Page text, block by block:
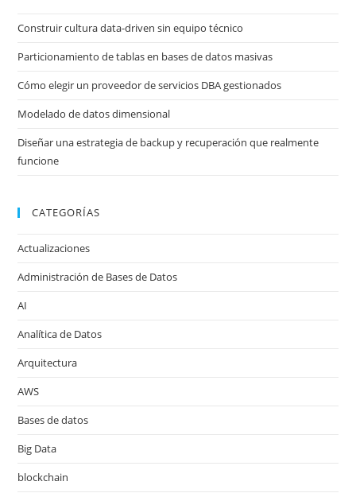
Construir cultura data-driven sin equipo técnico
Particionamiento de tablas en bases de datos masivas
Cómo elegir un proveedor de servicios DBA gestionados
Modelado de datos dimensional
Diseñar una estrategia de backup y recuperación que realmente
funcione
CATEGORÍAS
Actualizaciones
Administración de Bases de Datos
AI
Analítica de Datos
Arquitectura
AWS
Bases de datos
Big Data
blockchain